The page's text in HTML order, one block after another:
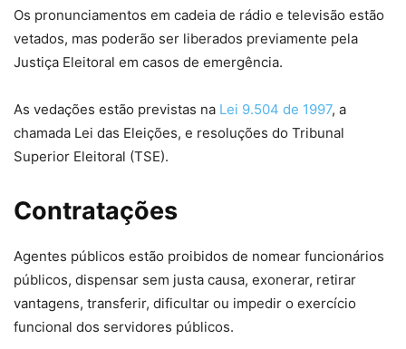
Os pronunciamentos em cadeia de rádio e televisão estão
vetados, mas poderão ser liberados previamente pela
Justiça Eleitoral em casos de emergência.
As vedações estão previstas na Lei 9.504 de 1997, a
chamada Lei das Eleições, e resoluções do Tribunal
Superior Eleitoral (TSE).
Contratações
Agentes públicos estão proibidos de nomear funcionários
públicos, dispensar sem justa causa, exonerar, retirar
vantagens, transferir, dificultar ou impedir o exercício
funcional dos servidores públicos.